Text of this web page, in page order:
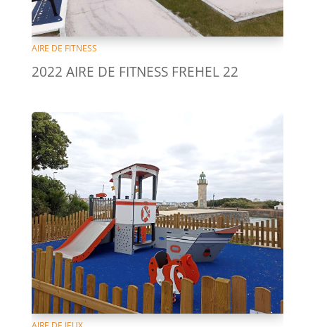
AIRE DE FITNESS
2022 AIRE DE FITNESS FREHEL 22